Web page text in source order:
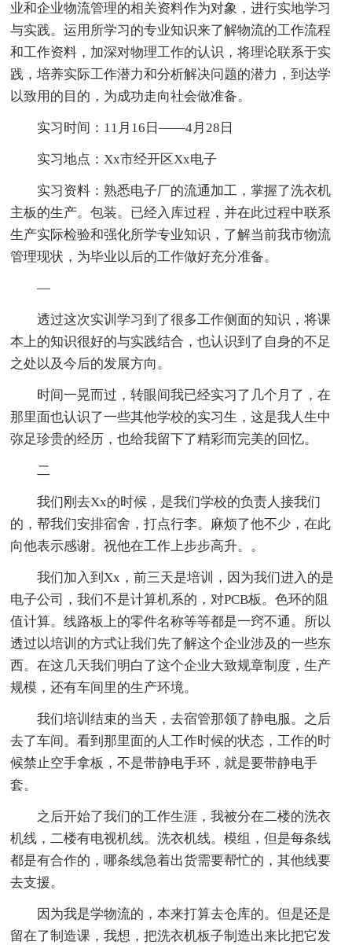
业和企业物流管理的相关资料作为对象，进行实地学习
与实践。运用所学习的专业知识来了解物流的工作流程
和工作资料，加深对物理工作的认识，将理论联系于实
践，培养实际工作潜力和分析解决问题的潜力，到达学
以致用的目的，为成功走向社会做准备。
实习时间：11月16日——4月28日
实习地点：Xx市经开区Xx电子
实习资料：熟悉电子厂的流通加工，掌握了洗衣机
主板的生产。包装。已经入库过程，并在此过程中联系
生产实际检验和强化所学专业知识，了解当前我市物流
管理现状，为毕业以后的工作做好充分准备。
—
透过这次实训学习到了很多工作侧面的知识，将课
本上的知识很好的与实践结合，也认识到了自身的不足
之处以及今后的发展方向。
时间一晃而过，转眼间我已经实习了几个月了，在
那里面也认识了一些其他学校的实习生，这是我人生中
弥足珍贵的经历，也给我留下了精彩而完美的回忆。
二
我们刚去Xx的时候，是我们学校的负责人接我们
的，帮我们安排宿舍，打点行李。麻烦了他不少，在此
向他表示感谢。祝他在工作上步步高升。。
我们加入到Xx，前三天是培训，因为我们进入的是
电子公司，我们不是计算机系的，对PCB板。色环的阻
值计算。线路板上的零件名称等等都是一窍不通。所以
透过以培训的方式让我们先了解这个企业涉及的一些东
西。在这几天我们明白了这个企业大致规章制度，生产
规模，还有车间里的生产环境。
我们培训结束的当天，去宿管那领了静电服。之后
去了车间。看到那里面的人工作时候的状态，工作的时
候禁止空手拿板，不是带静电手环，就是要带静电手
套。
之后开始了我们的工作生涯，我被分在二楼的洗衣
机线，二楼有电视机线。洗衣机线。模组，但是每条线
都是有合作的，哪条线急着出货需要帮忙的，其他线要
去支援。
因为我是学物流的，本来打算去仓库的。但是还是
留在了制造课，我想，把洗衣机板子制造出来比把它发